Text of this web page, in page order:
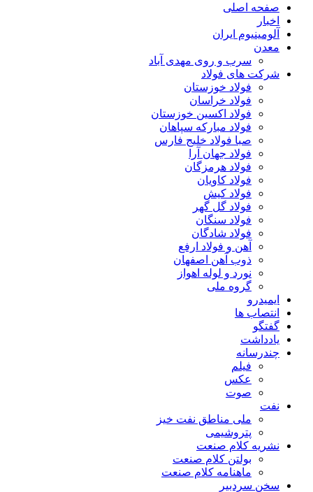
صفحه اصلی
اخبار
آلومینیوم ایران
معدن
سرب و روی مهدی آباد
شرکت های فولاد
فولاد خوزستان
فولاد خراسان
فولاد اکسین خوزستان
فولاد مبارکه سپاهان
صبا فولاد خلیج فارس
فولاد جهان آرا
فولاد هرمزگان
فولاد کاویان
فولاد کیش
فولاد گل گهر
فولاد سنگان
فولاد شادگان
آهن و فولاد ارفع
ذوب آهن اصفهان
نورد و لوله اهواز
گروه ملی
ایمیدرو
انتصاب ها
گفتگو
یادداشت
چندرسانه
فیلم
عکس
صوت
نفت
ملی مناطق نفت خیز
پتروشیمی
نشریه کلام صنعت
بولتن کلام صنعت
ماهنامه کلام صنعت
سخن سردبیر